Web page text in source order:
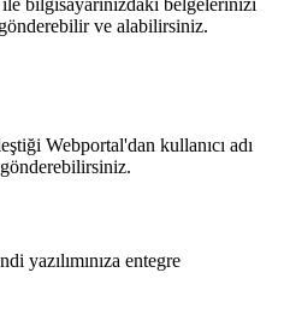
ve alabilirsiniz.
Webportal'dan kullanıcı adı
yazılımınıza entegre